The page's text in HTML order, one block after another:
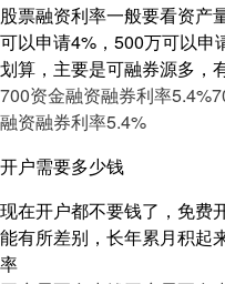
股票融资利率一般要看资产
可以申请4%，500万可以申
划算，主要是可融券源多，
700资金融资融券利率5.4%
融资融券利率5.4%
开户需要多少钱
现在开户都不要钱了，免费
能有所差别，长年累月积起
率